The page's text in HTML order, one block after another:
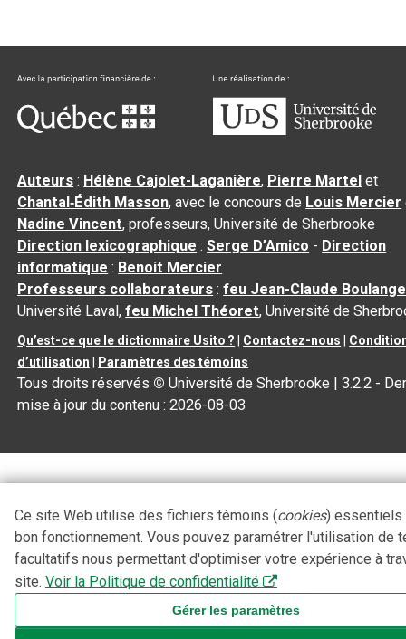
Auteurs : Hélène Cajolet-Laganière, Pierre Martel et
Chantal‑Édith Masson, avec le concours de Louis Mercier
Nadine Vincent, professeurs, Université de Sherbrooke
Direction lexicographique :Serge D’Amico - Direction
informatique : Benoit Mercier
Professeurs collaborateurs :feu Jean-Claude
Université Laval,feu Michel Théoret, Université de
Qu’est-ce que le dictionnaire Usito ? Contactez-nous
d’utilisation
Paramètres des témoins
Tous droits réservés © Université de Sherbrooke |3.2.2 -
mise à jour du contenu :2026-08-03
Ce site Web utilise des fichiers témoins (cookies) essentiels
bon fonctionnement. Vous pouvez paramétrer l'utilisation de
facultatifs nous permettant d'optimiser votre expérience à
site. Voir la Politique de confidentialité
Gérer les paramètres